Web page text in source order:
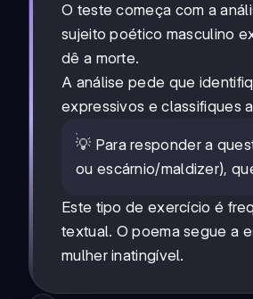
O teste começa com a
sujeito poético masculino
dê a morte.
A análise pede que
expressivos e classifiques
💡 Para responder a
ou escárnio/maldizer),
Este tipo de exercício é
textual. O poema segue a
mulher inatingível.